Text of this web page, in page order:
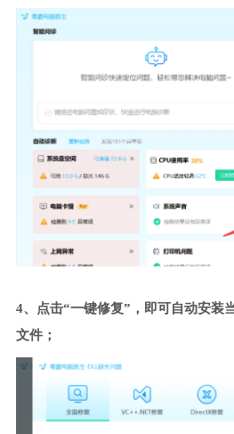
4、点击“一键修复”，即可自动安装
文件；